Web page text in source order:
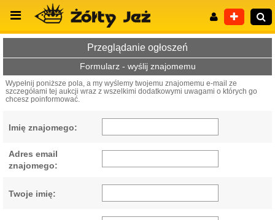
Wyszukiwanie zaawansowane
Przeglądanie ogłoszeń
Formularz - wyślij znajomemu
Wypełnij poniższe pola, a my wyślemy twojemu znajomemu e-mail ze
szczegółami tej aukcji wraz z wszelkimi dodatkowymi uwagami o których go
chcesz poinformować.
Imię znajomego:
Adres email
znajomego:
Twoje imię: